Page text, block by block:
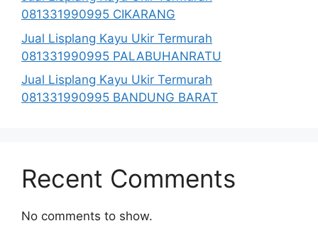
081331990995 CIKARANG
Jual Lisplang Kayu Ukir Termurah
081331990995 PALABUHANRATU
Jual Lisplang Kayu Ukir Termurah
081331990995 BANDUNG BARAT
Recent Comments
No comments to show.